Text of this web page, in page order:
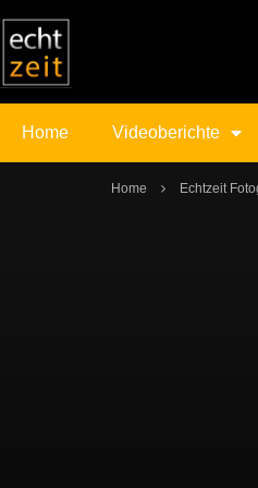
Home Videoberichte
Home Echtzeit